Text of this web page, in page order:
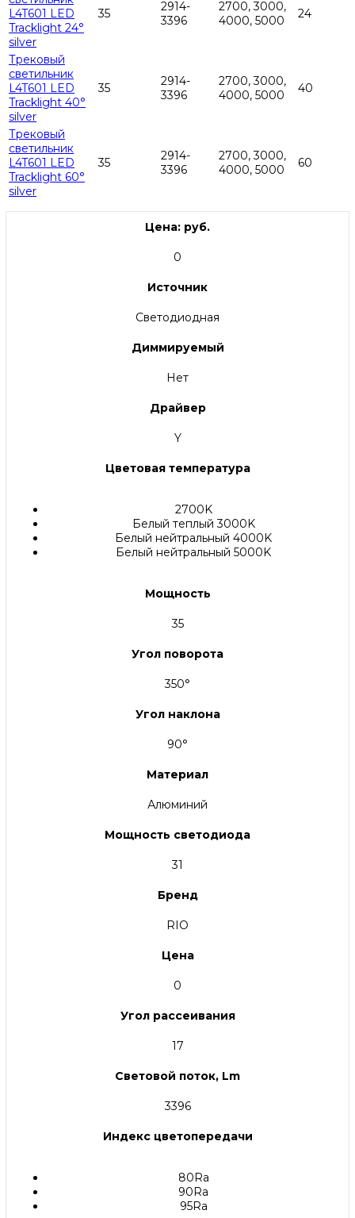
L4T601 LED
Tracklight 24°
silver
35
2914-
3396
2700, 3000,
4000, 5000
24
Трековый
светильник
L4T601 LED
Tracklight 40°
silver
35
2914-
3396
2700, 3000,
4000, 5000
40
Трековый
светильник
L4T601 LED
Tracklight 60°
silver
35
2914-
3396
2700, 3000,
4000, 5000
60
Цена: руб.
0
Источник
Светодиодная
Диммируемый
Нет
Драйвер
Y
Цветовая температура
2700K
Белый теплый 3000K
Белый нейтральный 4000K
Белый нейтральный 5000K
Мощность
35
Угол поворота
350°
Угол наклона
90°
Материал
Алюминий
Мощность светодиода
31
Бренд
RIO
Цена
0
Угол рассеивания
17
Световой поток, Lm
3396
Индекс цветопередачи
80Ra
90Ra
95Ra